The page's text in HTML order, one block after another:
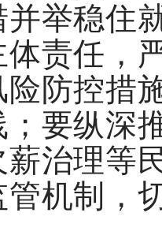
举稳住
责任，
防控措
要纵深
治理等
机制，